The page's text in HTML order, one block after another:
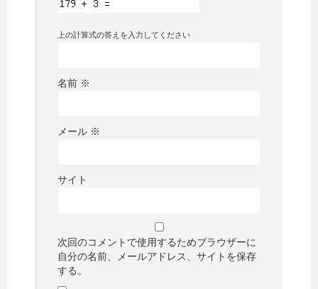
上の計算式の答えを入力してください
名前 ※
メール ※
サイト
次回のコメントで使用するためブラウザーに
自分の名前、メールアドレス、サイトを保存
する。